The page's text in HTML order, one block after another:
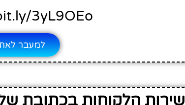
3yL9OEo
למעבר
שירות הלקוחות בכתובת